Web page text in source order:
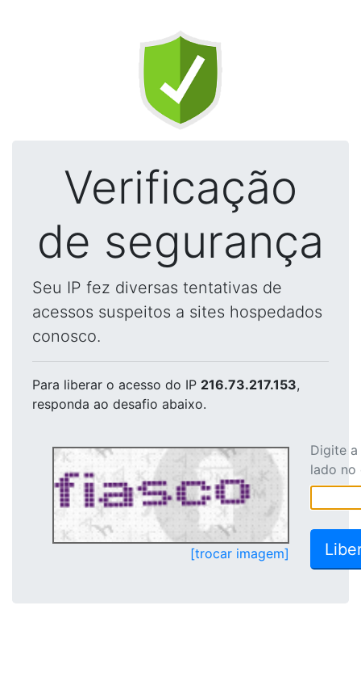
Verificação
de segurança
Seu IP fez diversas tentativas de
acessos suspeitos a sites hospedados
conosco.
Para liberar o acesso do IP 216.73.217.153,
responda ao desafio abaixo.
[trocar imagem]
Digite
lado no